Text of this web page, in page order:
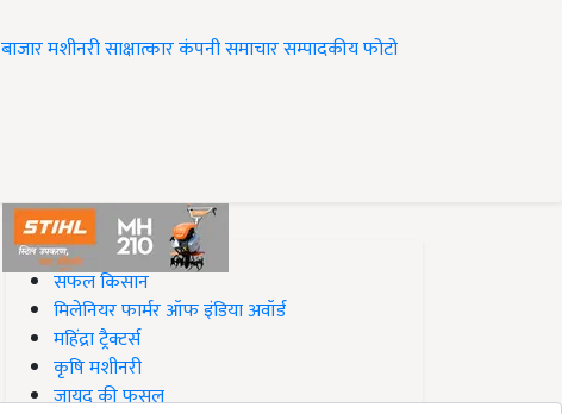
बाजारमशीनरीसाक्षात्कारकंपनी समाचारसम्पादकीयफोटो
#Top on Krishi Jagran
सफल किसान
मिलेनियर फार्मर ऑफ इंडिया अवॉर्ड
महिंद्रा ट्रैक्टर्स
कृषि मशीनरी
जायद की फसल